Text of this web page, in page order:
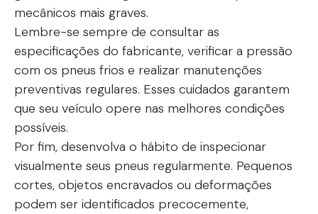
mecânicos mais graves.
Lembre-se sempre de consultar as
especificações do fabricante, verificar a pressão
com os pneus frios e realizar manutenções
preventivas regulares. Esses cuidados garantem
que seu veículo opere nas melhores condições
possíveis.
Por fim, desenvolva o hábito de inspecionar
visualmente seus pneus regularmente. Pequenos
cortes, objetos encravados ou deformações
podem ser identificados precocemente,